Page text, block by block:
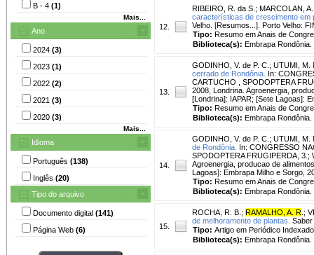
B - 4 (1)
Mais...
Ano
2024 (3)
2023 (1)
2022 (2)
2021 (3)
2020 (3)
Mais...
Idioma
Português (138)
Inglês (20)
Tipo do arquivo
Documento digital (141)
Página Web (6)
12.
RIBEIRO, R. da S. ; MARCOLAN,
características de crescimento em
Velho. [Resumos...]. Porto Velho:
Tipo: Resumo em Anais de
Biblioteca(s): Embrapa Rondônia.
13.
GODINHO, V. de P. C. ; UTUMI, M.
cerrado de Rondônia. In:
CARTUCHO , SPODOPTERA
2008, Londrina. Agroenergia,
[Londrina]: IAPAR; [Sete Lagoas]:
Tipo: Resumo em Anais de
Biblioteca(s): Embrapa Rondônia.
14.
GODINHO, V. de P. C. ; UTUMI, M.
de Rondônia. In: CONGRESSO
SPODOPTERA FRUGIPERDA, 3.;
Agroenergia, producao de
Lagoas]: Embrapa Milho e Sorgo,
Tipo: Resumo em Anais de
Biblioteca(s): Embrapa Rondônia.
15.
ROCHA, R. B. ; RAMALHO, A. R ;
de melhoramento de plantas.
Tipo: Artigo em Periódico Indexado
Biblioteca(s): Embrapa Rondônia.